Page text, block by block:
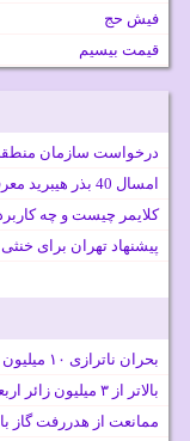
فیش حج
قیمت بیسیم
درخواست سازمان
امسال 40 بذر هیبرید معرفی می شود
کلایمر چیست و چه
پیشنهاد تهران برای
بحران ناترازی ۱۰ میلیون لیتری بنزین لزوم مدیریت تقاضا و اصلاح ساختار
بالاتر از ۳ میلیون زائر اربعین از مرزهای زمینی کشور خارج شدند
ممانعت از هدررفت گاز